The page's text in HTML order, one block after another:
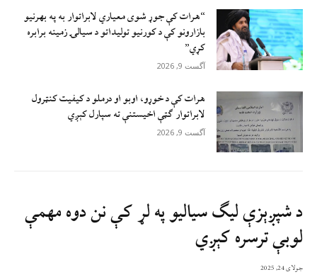
“هرات کې جوړ شوی معیاري لابراتوار به په بهرنیو
بازارونو کې د کورنیو تولیداتو د سیالۍ زمینه برابره
کړي”
آگست 9, 2026
هرات کې د خوړو، اوبو او درملو د کیفیت کنټرول
لابراتوار ګټې اخيستنې ته سپارل کېږي
آگست 9, 2026
د شپږېزې لیګ سیالیو په لړ کې نن دوه مهمې
لوبې ترسره کېږي
جولای 24, 2025